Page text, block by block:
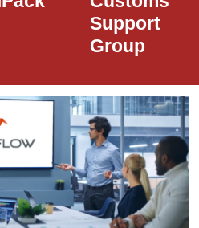
Support
Group